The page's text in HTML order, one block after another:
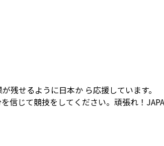
残せるように日本か ら応援しています。
信じて競技をしてください。頑張れ！